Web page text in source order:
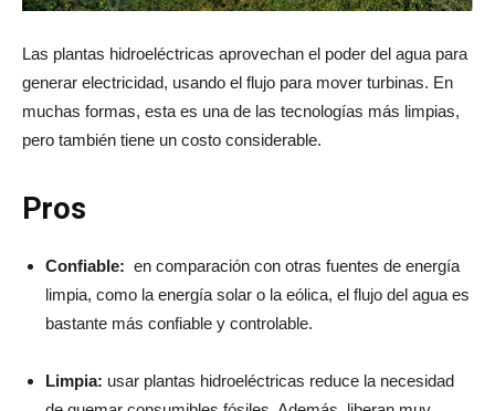
Las plantas hidroeléctricas aprovechan el poder del agua para
generar electricidad, usando el flujo para mover turbinas. En
muchas formas, esta es una de las tecnologías más limpias,
pero también tiene un costo considerable.
Pros
Confiable: en comparación con otras fuentes de energía
limpia, como la energía solar o la eólica, el flujo del agua es
bastante más confiable y controlable.
Limpia: usar plantas hidroeléctricas reduce la necesidad